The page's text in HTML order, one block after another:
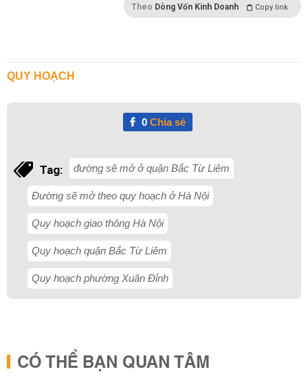
Theo Dòng Vốn Kinh Doanh Copy link
QUY HOẠCH
0Chia sẻ
Tag: đường sẽ mở ở quận Bắc Từ Liêm
Đường sẽ mở theo quy hoạch ở Hà Nội
Quy hoạch giao thông Hà Nội
Quy hoạch quận Bắc Từ Liêm
Quy hoạch phường Xuân Đỉnh
CÓ THỂ BẠN QUAN TÂM